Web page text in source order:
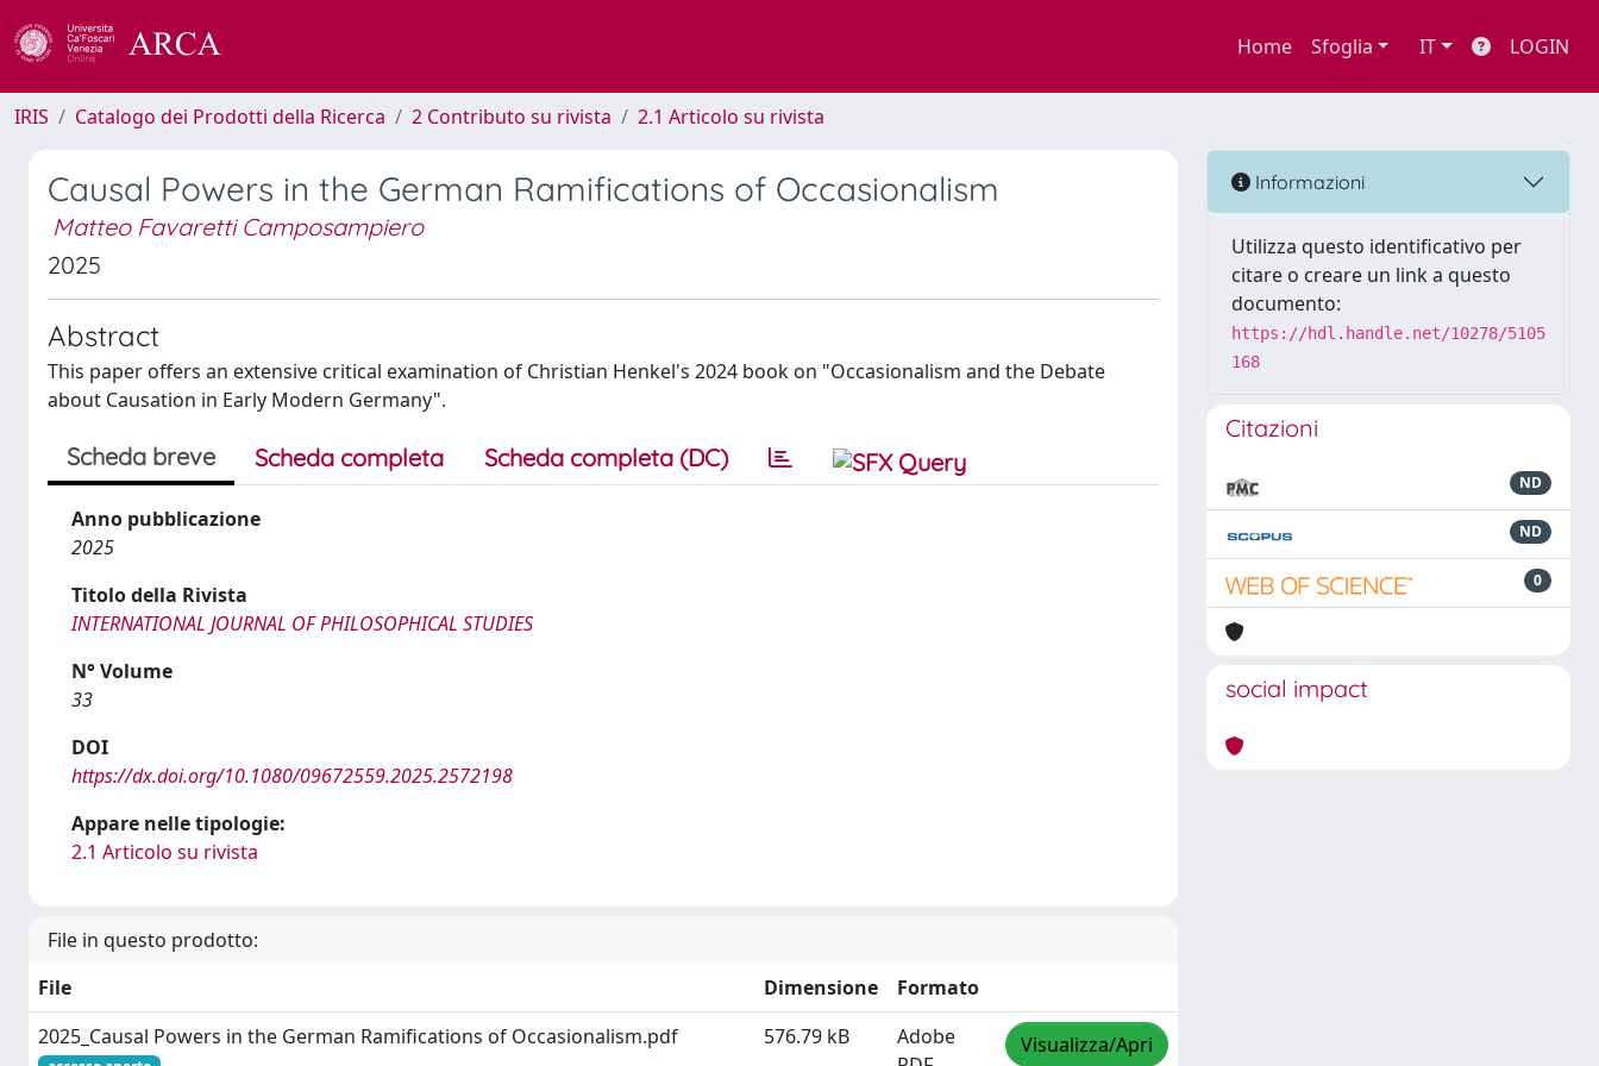
Home Sfoglia IT LOGIN
IRIS Catalogo dei Prodotti della Ricerca 2 Contributo su rivista 2.1 Articolo su rivista
Causal Powers in the German Ramifications of Occasionalism
Matteo Favaretti Camposampiero
2025
Abstract
This paper offers an extensive critical examination of Christian Henkel's 2024 book on "Occasionalism and the Debate
about Causation in Early Modern Germany".
Scheda breve Scheda completa Scheda completa (DC)
Anno pubblicazione
2025
Titolo della Rivista
INTERNATIONAL JOURNAL OF PHILOSOPHICAL STUDIES
N° Volume
33
DOI
https://dx.doi.org/10.1080/09672559.2025.2572198
Appare nelle tipologie:
2.1 Articolo su rivista
File in questo prodotto:
File
Dimensione
Formato
2025_Causal Powers in the German Ramifications of Occasionalism.pdf
576.79 kB
Adobe
Visualizza/Apri
Informazioni
Utilizza questo identificativo per
citare o creare un link a questo
documento:
https://hdl.handle.net/10278/5105
168
Citazioni
ND
ND
0
social impact